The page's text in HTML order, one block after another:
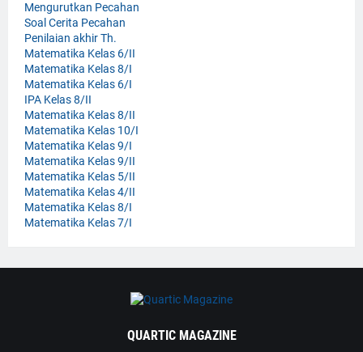
Mengurutkan Pecahan
Soal Cerita Pecahan
Penilaian akhir Th.
Matematika Kelas 6/II
Matematika Kelas 8/I
Matematika Kelas 6/I
IPA Kelas 8/II
Matematika Kelas 8/II
Matematika Kelas 10/I
Matematika Kelas 9/I
Matematika Kelas 9/II
Matematika Kelas 5/II
Matematika Kelas 4/II
Matematika Kelas 8/I
Matematika Kelas 7/I
QUARTIC MAGAZINE